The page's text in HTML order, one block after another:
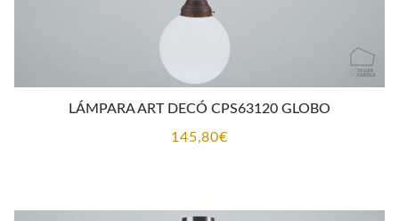
LÁMPARA ART DECÓ CPS63120 GLOBO
145,80€